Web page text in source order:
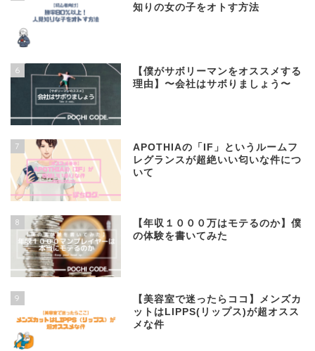
知りの女の子をオトす方法
6
【僕がサボリーマンをオススメする
理由】〜会社はサボりましょう〜
7
APOTHIAの「IF」というルームフ
レグランスが超絶いい匂いな件につ
いて
8
【年収１０００万はモテるのか】僕
の体験を書いてみた
9
【美容室で迷ったらココ】メンズカ
ットはLIPPS(リップス)が超オスス
メな件